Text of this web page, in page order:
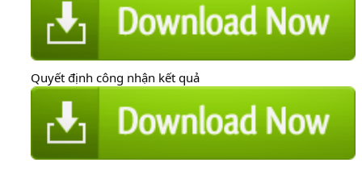
Quyết định công nhận kết quả